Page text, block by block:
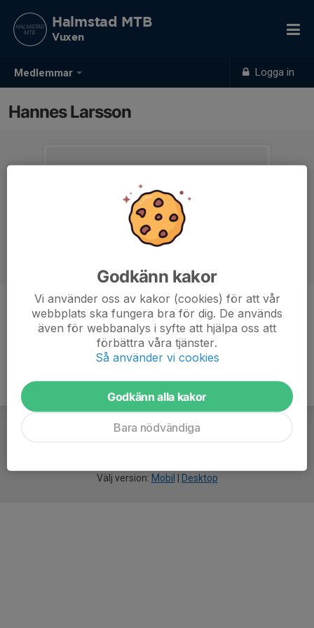
Medlemmar Logga in
Halmstad MTB
Vuxen
Hannes Larsson
Ålder 46 år
Välj version: Mobil Desktop
Godkänn kakor
Vi använder oss av kakor (cookies) för att vår
webbplats ska fungera bra för dig. De används
även för webbanalys i syfte att hjälpa oss att
förbättra våra tjänster.
Så använder vi cookies
Godkänn alla kakor
Bara nödvändiga